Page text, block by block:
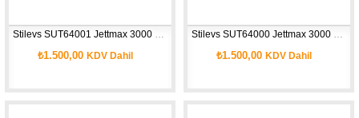
₺1.500,00 KDV Dahil ₺1.500,00 KDV Dahil